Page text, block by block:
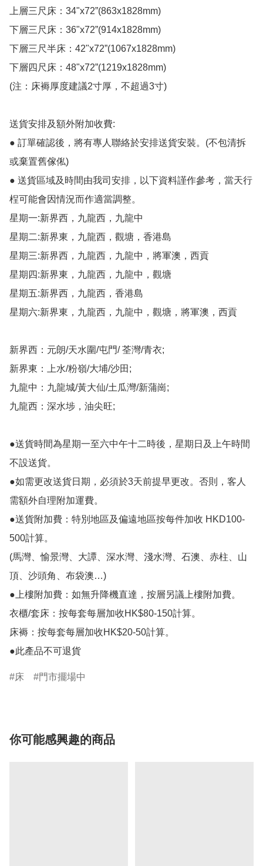
上層三尺床：34"x72”(863x1828mm)
下層三尺床：36"x72”(914x1828mm)
下層三尺半床：42"x72”(1067x1828mm)
下層四尺床：48"x72”(1219x1828mm)
(注：床褥厚度建議2寸厚，不超過3寸)
送貨安排及額外附加收費:
● 訂單確認後，將有專人聯絡於安排送貨安裝。(不包清拆
或棄置舊傢俬)
● 送貨區域及時間由我司安排，以下資料謹作參考，當天行
桯可能會因情況而作適當調整。
星期一:新界西，九龍西，九龍中
星期二:新界東，九龍西，觀塘，香港島
星期三:新界西，九龍西，九龍中，將軍澳，西貢
星期四:新界東，九龍西，九龍中，觀塘
星期五:新界西，九龍西，香港島
星期六:新界東，九龍西，九龍中，觀塘，將軍澳，西貢
新界西：元朗/天水圍/屯門/ 荃灣/青衣;
新界東：上水/粉嶺/大埔/沙田;
九龍中：九龍城/黃大仙/土瓜灣/新蒲崗;
九龍西：深水埗，油尖旺;
●送貨時間為星期一至六中午十二時後，星期日及上午時間
不設送貨。
●如需更改送貨日期，必須於3天前提早更改。否則，客人
需額外自理附加運費。
●送貨附加費：特別地區及偏遠地區按每件加收 HKD100-
500計算。
(馬灣、愉景灣、大譚、深水灣、淺水灣、石澳、赤柱、山
頂、沙頭角、布袋澳…)
●上樓附加費：如無升降機直達，按層另議上樓附加費。
衣櫃/套床：按每套每層加收HK$80-150計算。
床褥：按每套每層加收HK$20-50計算。
●此產品不可退貨
床 門市擺場中
你可能感興趣的商品